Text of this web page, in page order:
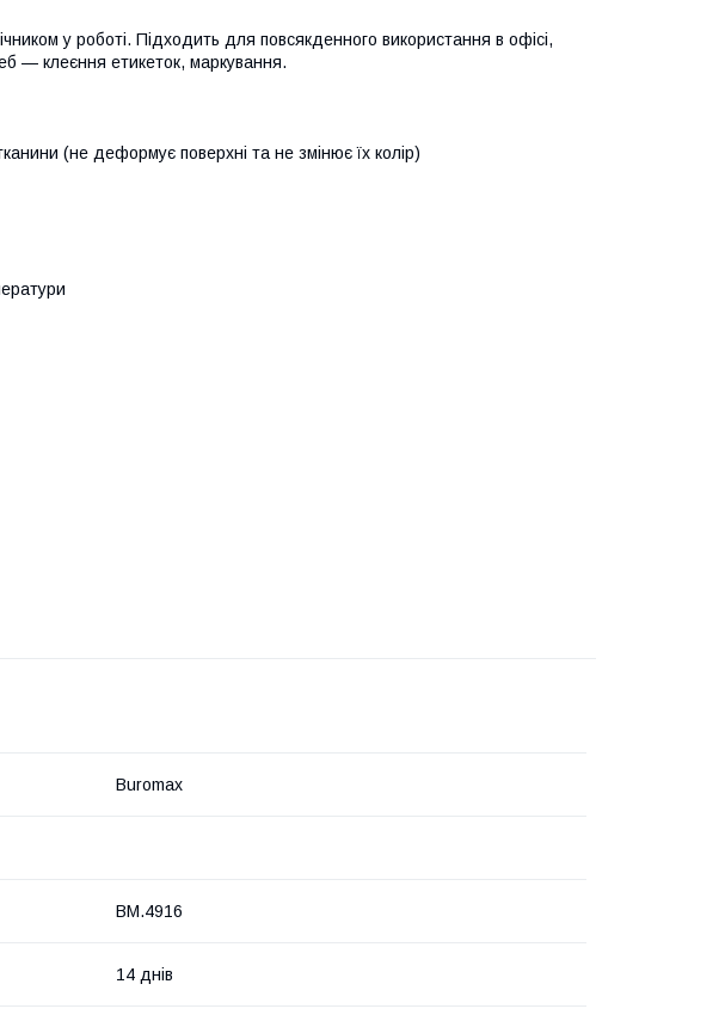
у роботі. Підходить для повсякденного використання в офісі,
— клеєння етикеток, маркування.
(не деформує поверхні та не змінює їх колір)
Buromax
BM.4916
14 днів